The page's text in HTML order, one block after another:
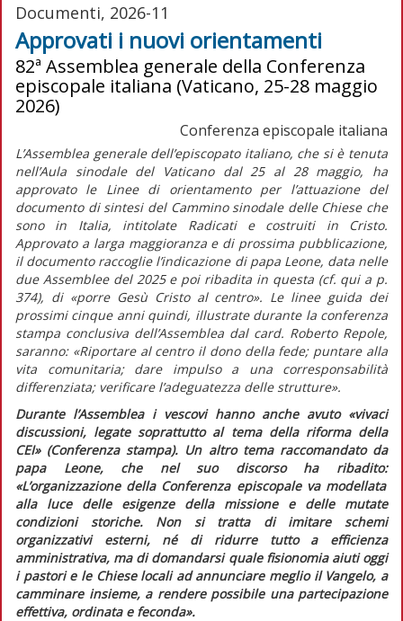
Documenti, 2026-11
Approvati i nuovi orientamenti
82ª Assemblea generale della Conferenza
episcopale italiana (Vaticano, 25-28 maggio
2026)
Conferenza episcopale italiana
L’Assemblea generale dell’episcopato italiano, che si è tenuta
nell’Aula sinodale del Vaticano dal 25 al 28 maggio, ha
approvato le Linee di orientamento per l’attuazione del
documento di sintesi del Cammino sinodale delle Chiese che
sono in Italia, intitolateRadicati e costruiti in Cristo.
Approvato a larga maggioranza e di prossima pubblicazione,
il documento raccoglie l’indicazione di papa Leone, data nelle
due Assemblee del 2025 e poi ribadita in questa (cf. qui a p.
374), di «porre Gesù Cristo al centro». Le linee guida dei
prossimi cinque anni quindi, illustrate durante la conferenza
stampa conclusiva dell’Assemblea dal card. Roberto Repole,
saranno:«Riportare al centro il dono della fede; puntare alla
vita comunitaria; dare impulso a una corresponsabilità
differenziata; verificare l’adeguatezza delle strutture».
Durante l’Assemblea i vescovi hanno anche avuto «vivaci
discussioni, legate soprattutto al tema della riforma della
CEI» (Conferenza stampa). Un altro tema raccomandato da
papa Leone, che nel suo discorso ha ribadito:
«L’organizzazione della Conferenza episcopale va modellata
alla luce delle esigenze della missione e delle mutate
condizioni storiche. Non si tratta di imitare schemi
organizzativi esterni, né di ridurre tutto a efficienza
amministrativa, ma di domandarsi quale fisionomia aiuti oggi
i pastori e le Chiese locali ad annunciare meglio il Vangelo, a
camminare insieme, a rendere possibile una partecipazione
effettiva, ordinata e feconda».